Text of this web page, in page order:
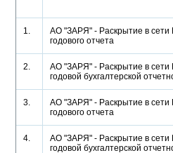
1.
АО "ЗАРЯ" - Раскрытие в сети
годового отчета
2.
АО "ЗАРЯ" - Раскрытие в сети
годовой бухгалтерской
3.
АО "ЗАРЯ" - Раскрытие в сети
годового отчета
4.
АО "ЗАРЯ" - Раскрытие в сети
годовой бухгалтерской